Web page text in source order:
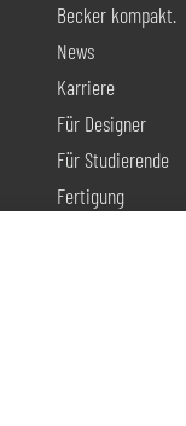
Becker kompakt.
News
Karriere
Für Designer
Für Studierende
Fertigung